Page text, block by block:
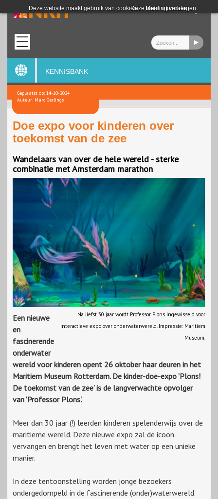
Deze website maakt gebruik van cookies. Meer informatie
Deze melding verbergen
Login
KENNISBANK
Geplaatst op: 14-10-2024
Auteur: Marc Gerlings
Doe expo voor kinderen over
toekomst van de zee
Wandelaars van over de hele wereld - sterke
combinatie met Amsterdam marathon
Na liefst 30 jaar wordt Professor Plons ingewisseld voor
interactieve expo over onderwaterwereld. Impressie: Maritiem
Museum.
Een nieuwe
en
fascinerende
onderwater
wereld voor kinderen opent 26 oktober haar deuren in het
Maritiem Museum Rotterdam. De kinder-doe-expo ‘Plons!
De toekomst van de zee’ is de langverwachte opvolger
van 'Professor Plons'.
Meer dan 30 jaar (!) leerden kinderen spelenderwijs over de
maritieme wereld. Deze nieuwe expo zal de icoon
vervangen en brengt het leven met water op een unieke
manier.
In deze tentoonstelling worden jonge bezoekers
ondergedompeld in de fascinerende (onder)waterwereld.